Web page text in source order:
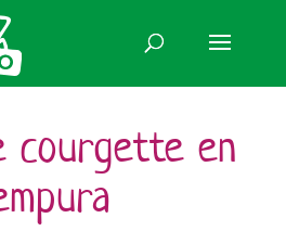
courgette en